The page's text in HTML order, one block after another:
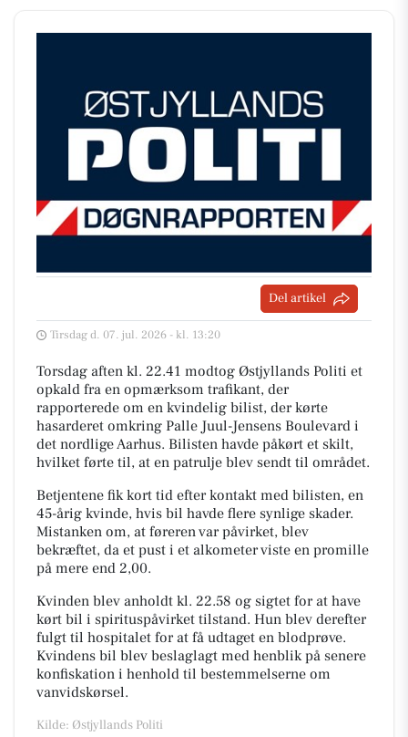
Del artikel
Tirsdag d. 07. jul. 2026 - kl. 13:20
Torsdag aften kl. 22.41 modtog Østjyllands Politi et
opkald fra en opmærksom trafikant, der
rapporterede om en kvindelig bilist, der kørte
hasarderet omkring Palle Juul-Jensens Boulevard i
det nordlige Aarhus. Bilisten havde påkørt et skilt,
hvilket førte til, at en patrulje blev sendt til området.
Betjentene fik kort tid efter kontakt med bilisten, en
45-årig kvinde, hvis bil havde flere synlige skader.
Mistanken om, at føreren var påvirket, blev
bekræftet, da et pust i et alkometer viste en promille
på mere end 2,00.
Kvinden blev anholdt kl. 22.58 og sigtet for at have
kørt bil i spirituspåvirket tilstand. Hun blev derefter
fulgt til hospitalet for at få udtaget en blodprøve.
Kvindens bil blev beslaglagt med henblik på senere
konfiskation i henhold til bestemmelserne om
vanvidskørsel.
Kilde: Østjyllands Politi